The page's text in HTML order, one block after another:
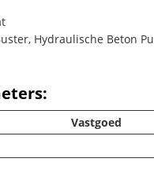
Hydraulische Beton
Vastgoed